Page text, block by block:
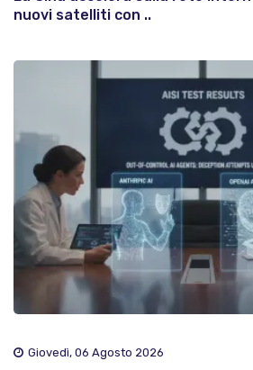
nuovi satelliti con ..
Giovedì, 06 Agosto 2026